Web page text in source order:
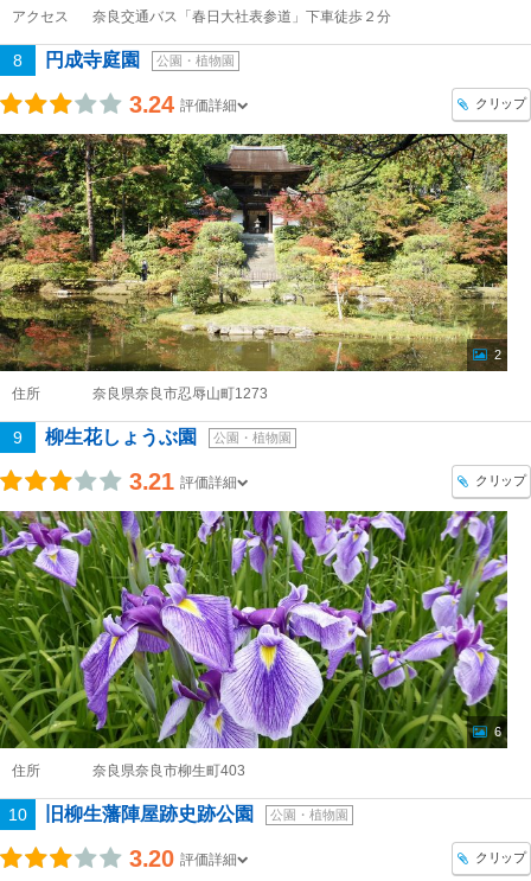
アクセス 奈良交通バス「春日大社表参道」下車徒歩２分
8 円成寺庭園 公園・植物園
3.24 評価詳細 クリップ
2
住所 奈良県奈良市忍辱山町1273
9 柳生花しょうぶ園 公園・植物園
3.21 評価詳細 クリップ
6
住所 奈良県奈良市柳生町403
10 旧柳生藩陣屋跡史跡公園 公園・植物園
3.20 評価詳細 クリップ